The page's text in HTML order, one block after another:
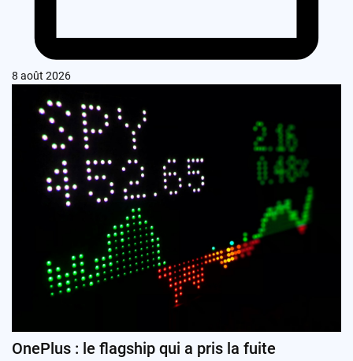
8 août 2026
OnePlus : le flagship qui a pris la fuite